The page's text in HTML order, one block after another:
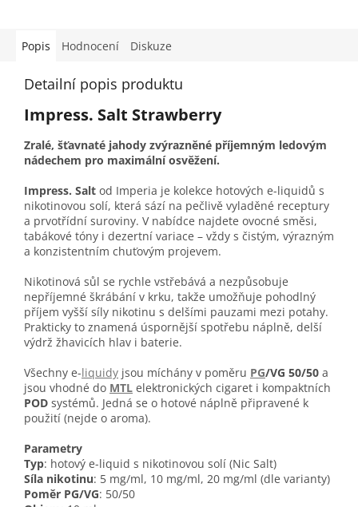
Popis Hodnocení Diskuze
Detailní popis produktu
Impress. Salt Strawberry
Zralé, šťavnaté jahody zvýrazněné příjemným ledovým
nádechem pro maximální osvěžení.
Impress. Salt od Imperia je kolekce hotových e-liquidů s
nikotinovou solí, která sází na pečlivě vyladěné receptury
a prvotřídní suroviny. V nabídce najdete ovocné směsi,
tabákové tóny i dezertní variace – vždy s čistým, výrazným
a konzistentním chuťovým projevem.
Nikotinová sůl se rychle vstřebává a nezpůsobuje
nepříjemné škrábání v krku, takže umožňuje pohodlný
příjem vyšší síly nikotinu s delšími pauzami mezi potahy.
Prakticky to znamená úspornější spotřebu náplně, delší
výdrž žhavicích hlav i baterie.
Všechny e-liquidy jsou míchány v poměru PG/VG 50/50 a
jsou vhodné do MTL elektronických cigaret i kompaktních
POD systémů. Jedná se o hotové náplně připravené k
použití (nejde o aroma).
Parametry
Typ: hotový e-liquid s nikotinovou solí (Nic Salt)
Síla nikotinu: 5 mg/ml, 10 mg/ml, 20 mg/ml (dle varianty)
Poměr PG/VG: 50/50